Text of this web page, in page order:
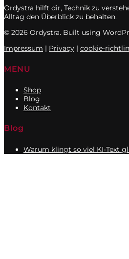
Ordystra hilft dir, Technik zu
Alltag den Überblick zu behalten.
© 2026 Ordystra. Built using
Impressum | Privacy | cookie-
MENU
Shop
Blog
Kontakt
Blog
Warum klingt so viel KI-Text